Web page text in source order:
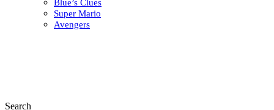
Blue’s Clues
Super Mario
Avengers
Search